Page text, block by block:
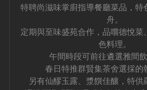
特聘尚滋味掌廚指導餐廳菜品，特
舟。
定期與至味盛苑合作，品嚐德悅
色料理。
午間時段可前往遴選雅間
春日特推群賢集茶舍選採的
另有仙醪玉露、漿饌佳釀，特供